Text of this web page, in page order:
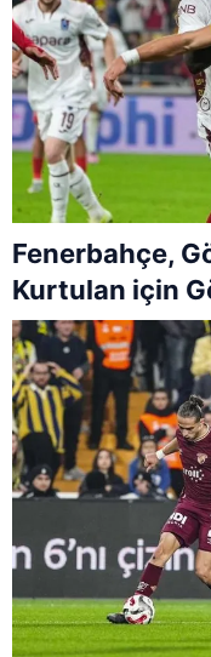
Fenerbahçe,
Kurtulan için